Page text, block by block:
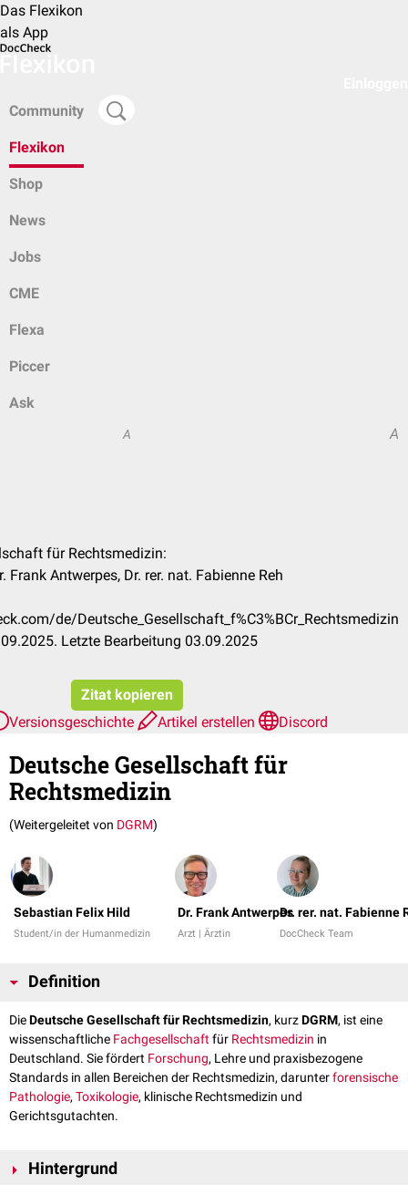
Das Flexikon
als App
Community
Flexikon
Shop
News
Jobs
CME
Flexa
Piccer
Ask
A A
für Rechtsmedizin:
Frank Antwerpes, Dr. rer. nat. Fabienne Reh
de/Deutsche_Gesellschaft_f%C3%BCr_Rechtsmedizin
Letzte Bearbeitung 03.09.2025
Zitat kopieren
Versionsgeschichte
Artikel erstellen Discord
Deutsche Gesellschaft für
Rechtsmedizin
(Weitergeleitet von DGRM)
Sebastian Felix Hild
Student/in der Humanmedizin
Dr. Frank Antwerpes
Arzt | Ärztin
Dr. rer. nat. Fabienne
DocCheck Team
Definition
DieDeutsche Gesellschaft für Rechtsmedizin, kurzDGRM, ist eine
wissenschaftliche Fachgesellschaftfür Rechtsmedizin in
Deutschland. Sie fördert Forschung, Lehre und praxisbezogene
Standards in allen Bereichen der Rechtsmedizin, darunterforensische
Pathologie, Toxikologie, klinische Rechtsmedizin und
Gerichtsgutachten.
Hintergrund